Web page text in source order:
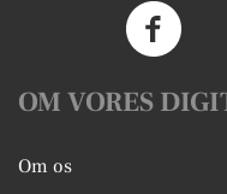
OM VORES
Om os